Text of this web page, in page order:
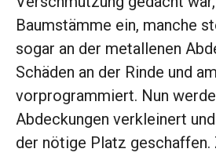
Baumstämme ein, manche
sogar an der metallenen
Schäden an der Rinde und
vorprogrammiert. Nun
Abdeckungen verkleinert
der nötige Platz geschaffen.